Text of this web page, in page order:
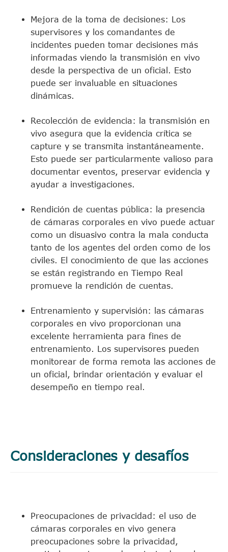
Mejora de la toma de decisiones: Los
supervisores y los comandantes de
incidentes pueden tomar decisiones más
informadas viendo la transmisión en vivo
desde la perspectiva de un oficial. Esto
puede ser invaluable en situaciones
dinámicas.
Recolección de evidencia: la transmisión en
vivo asegura que la evidencia crítica se
capture y se transmita instantáneamente.
Esto puede ser particularmente valioso para
documentar eventos, preservar evidencia y
ayudar a investigaciones.
Rendición de cuentas pública: la presencia
de cámaras corporales en vivo puede actuar
como un disuasivo contra la mala conducta
tanto de los agentes del orden como de los
civiles. El conocimiento de que las acciones
se están registrando en Tiempo Real
promueve la rendición de cuentas.
Entrenamiento y supervisión: las cámaras
corporales en vivo proporcionan una
excelente herramienta para fines de
entrenamiento. Los supervisores pueden
monitorear de forma remota las acciones de
un oficial, brindar orientación y evaluar el
desempeño en tiempo real.
Consideraciones y desafíos
Preocupaciones de privacidad: el uso de
cámaras corporales en vivo genera
preocupaciones sobre la privacidad,